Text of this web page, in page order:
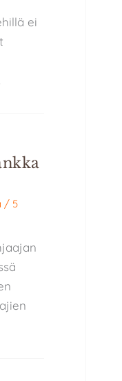
ei
/ 5